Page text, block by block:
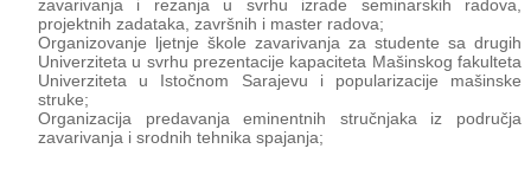
zavarivanja i rezanja u svrhu izrade seminarskih radova,
projektnih zadataka, završnih i master radova;
Organizovanje ljetnje škole zavarivanja za studente sa drugih
Univerziteta u svrhu prezentacije kapaciteta Mašinskog fakulteta
Univerziteta u Istočnom Sarajevu i popularizacije mašinske
struke;
Organizacija predavanja eminentnih stručnjaka iz područja
zavarivanja i srodnih tehnika spajanja;